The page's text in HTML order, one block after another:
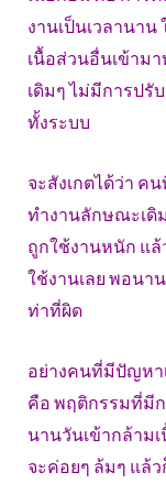
งานเป็นเวลานาน
เนื้อส่วนอื่นเข้าม
เดิมๆ ไม่มีการปรั
ทั้งระบบ
จะสังเกตได้ว่า ค
ทำงานลักษณะเดิ
ถูกใช้งานหนัก แล้
ใช้งานเลย พอนา
ท่าที่ผิด
อย่างคนที่มีปัญหา
คือ พฤติกรรมที่มีก
นานวันเข้ากล้าม
จะค่อยๆ ล้มๆ แล้